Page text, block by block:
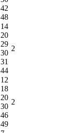
42
48
14
20
29
30
31
44
2
12
18
20
30
46
49
2